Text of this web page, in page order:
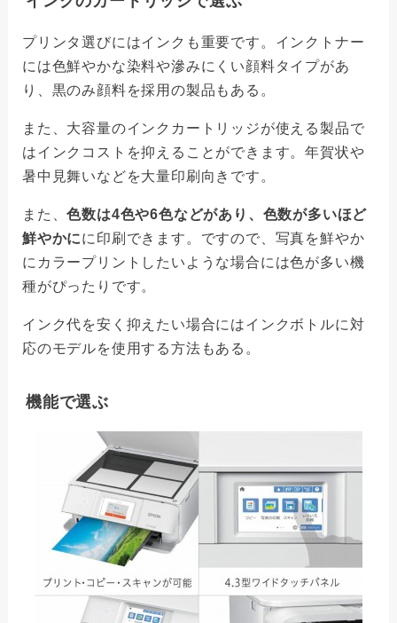
プリンタ選びにはインクも重要です。インクトナー
には色鮮やかな染料や滲みにくい顔料タイプがあ
り、黒のみ顔料を採用の製品もある。
また、大容量のインクカートリッジが使える製品で
はインクコストを抑えることができます。年賀状や
暑中見舞いなどを大量印刷向きです。
また、色数は4色や6色などがあり、色数が多いほど
鮮やかにに印刷できます。ですので、写真を鮮やか
にカラープリントしたいような場合には色が多い機
種がぴったりです。
インク代を安く抑えたい場合にはインクボトルに対
応のモデルを使用する方法もある。
機能で選ぶ